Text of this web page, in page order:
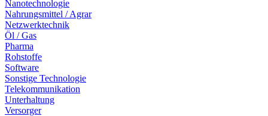
Nanotechnologie
Nahrungsmittel / Agrar
Netzwerktechnik
Öl / Gas
Pharma
Rohstoffe
Software
Sonstige Technologie
Telekommunikation
Unterhaltung
Versorger